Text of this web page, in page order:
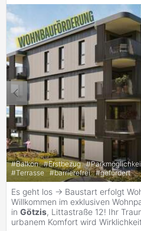
#Balkon #Erstbezug #
#Terrasse #barrierefrei #gefördert
Es geht los -> Baustart erfolgt
Willkommen im exklusiven
in Götzis, Littastraße 12! Ihr
urbanem Komfort wird